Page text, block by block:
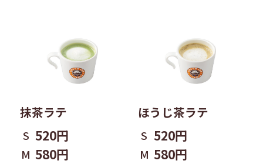
抹茶ラテ
S 520円
M 580円
ほうじ茶ラテ
S 520円
M 580円